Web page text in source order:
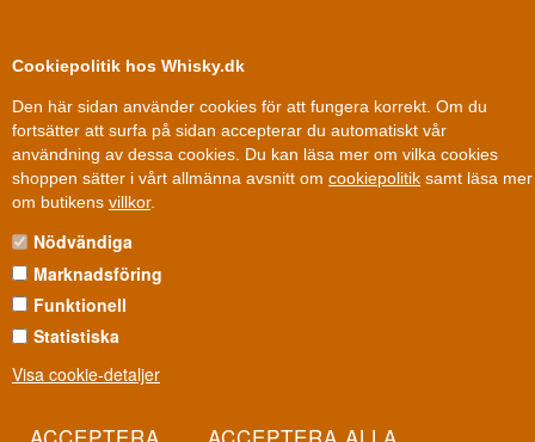
Cookiepolitik hos Whisky.dk
Den här sidan använder cookies för att fungera korrekt. Om du
fortsätter att surfa på sidan accepterar du automatiskt vår
användning av dessa cookies. Du kan läsa mer om vilka cookies
shoppen sätter i vårt allmänna avsnitt om cookiepolitik samt läsa mer
om butikens villkor.
Nödvändiga
Marknadsföring
Funktionell
Statistiska
Visa cookie-detaljer